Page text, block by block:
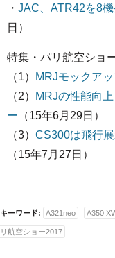
・ JAC、ATR42を8
日）
特集・パリ航空ショ
（1）
MRJモックア
（2）
MRJの性能向
ー （15年6月29日）
（3） CS300は飛行
（15年7月27日）
キーワード: A321neo A350
リ航空ショー2017